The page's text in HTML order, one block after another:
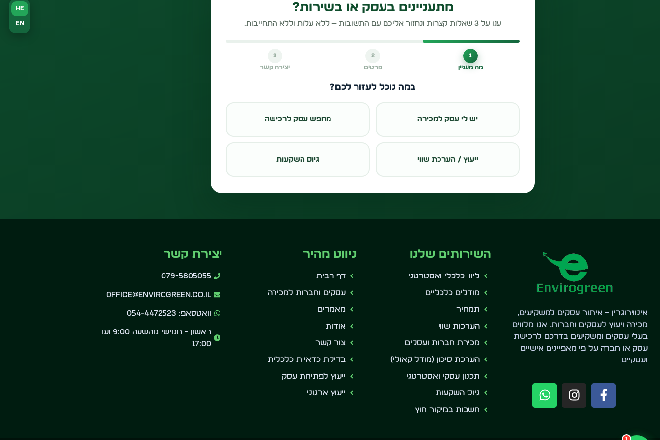
מתעניינים בעסק או בשירות?
ענו על 3 שאלות קצרות ונחזור אליכם עם התשובות — ללא עלות וללא התחייבות.
1
מה מעניין
2
פרטים
3
יצירת קשר
במה נוכל לעזור לכם?
יש לי עסק למכירה מחפש עסק לרכישה
ייעוץ / הערכת שווי גיוס השקעות
אינווירוגרין – איתור עסקים למשקיעים,
מכירה ויעוץ לעסקים וחברות. אנו מלווים
בעלי עסקים ומשקיעים בדרכם לרכישת
עסק או חברה על פי מאפיינים אישיים
ועסקיים
השירותים שלנו
ליווי כלכלי ואסטרטגי
מודלים כלכליים
תמחיר
הערכות שווי
מכירת חברות ועסקים
הערכת סיכון (מודל קאולי)
תכנון עסקי ואסטרטגי
גיוס השקעות
חשבות במיקור חוץ
ניווט מהיר
דף הבית
עסקים וחברות למכירה
מאמרים
אודות
צור קשר
בדיקת כדאיות כלכלית
ייעוץ לפתיחת עסק
ייעוץ ארגוני
יצירת קשר
079-5805055
office@envirogreen.co.il
וואטסאפ: 054-4472523
ראשון - חמישי מהשעה 9:00 ועד
17:00
1
זמין בוואטסאפ
HE
EN